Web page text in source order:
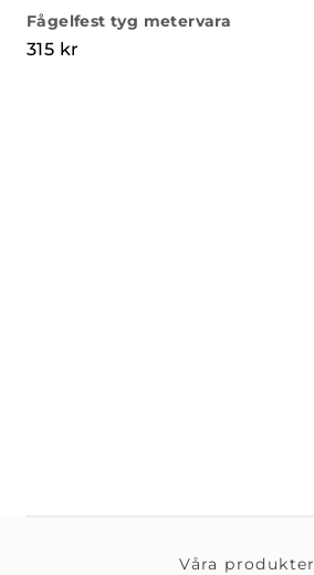
Fågelfest tyg metervara
315 kr
Våra produkter